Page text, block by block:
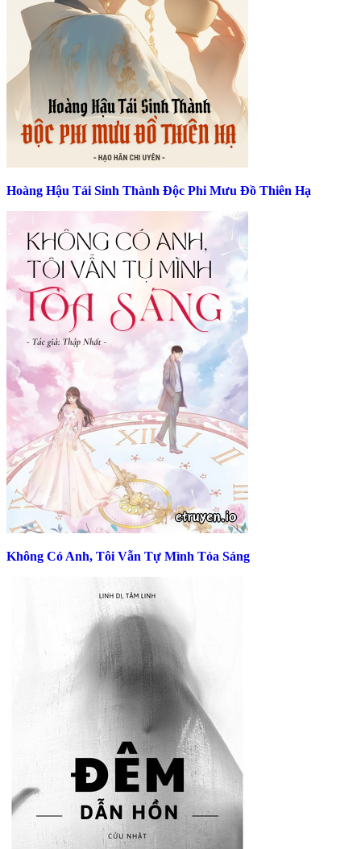
Hoàng Hậu Tái Sinh Thành Độc Phi Mưu Đồ Thiên Hạ
Không Có Anh, Tôi Vẫn Tự Mình Tỏa Sáng